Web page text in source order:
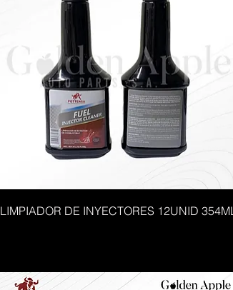
LIMPIADOR DE INYECTORES 12UNID 354ML